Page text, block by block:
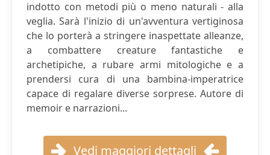
indotto con metodi più o meno naturali - alla
veglia. Sarà l'inizio di un'avventura vertiginosa
che lo porterà a stringere inaspettate alleanze,
a combattere creature fantastiche e
archetipiche, a rubare armi mitologiche e a
prendersi cura di una bambina-​imperatrice
capace di regalare diverse sorprese. Autore di
memoir e narrazioni...
Vedi maggiori dettagli